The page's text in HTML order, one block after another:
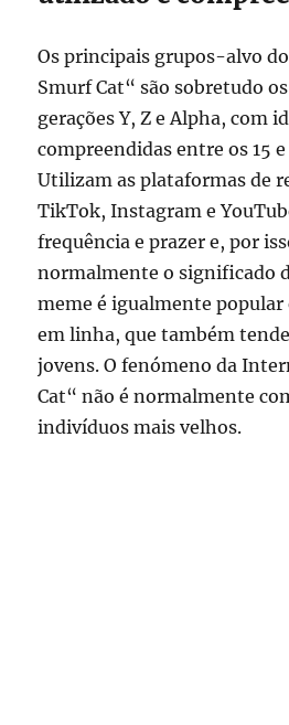
Os principais grupos-alvo
Smurf Cat“ são sobretudo
gerações Y, Z e Alpha, com
compreendidas entre os 15 e
Utilizam as plataformas de
TikTok, Instagram e
frequência e prazer e, por
normalmente o significado
meme é igualmente
em linha, que também
jovens. O fenómeno da
Cat“ não é normalmente
indivíduos mais velhos.